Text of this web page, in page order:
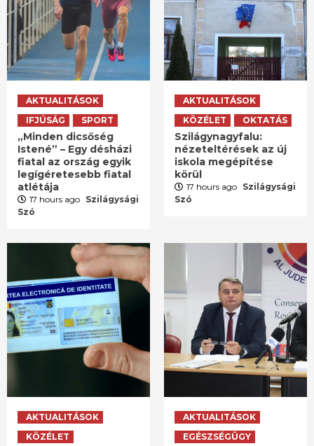
AKTUALITÁSOK
IFJÚSÁG
SPORT
„Minden dicsőség
Istené” – Egy désházi
fiatal az ország egyik
legígéretesebb fiatal
atlétája
17 hours ago Szilágysági
Szó
AKTUALITÁSOK
KÖZÉLET
OKTATÁS
Szilágynagyfalu:
nézeteltérések az új
iskola megépítése
körül
17 hours ago Szilágysági
Szó
AKTUALITÁSOK
KÖZÉLET
AKTUALITÁSOK
EGÉSZSÉGÜGY